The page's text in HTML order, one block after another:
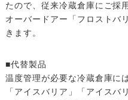
たので、従来冷蔵倉庫にご採
オーバードアー「フロストバ
きます。
■代替製品
温度管理が必要な冷蔵倉庫に
「アイスバリア」「アイス